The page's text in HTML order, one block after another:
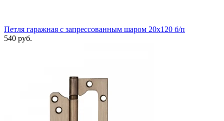
Петля гаражная с запрессованным шаром 20х120 б/п
540 руб.